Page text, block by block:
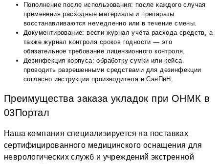
Пополнение после использования: после каждого случая
применения расходные материалы и препараты
восстанавливаются немедленно или в течение смены.
Документирование: вести журнал учёта расхода средств, а
также журнал контроля сроков годности — это
обязательное требование лицензионного контроля.
Дезинфекция корпуса: обработку сумки или кейса
проводить разрешенными средствами для дезинфекции
согласно инструкции производителя и СанПиН.
Преимущества заказа укладок при ОНМК в
03Портал
Наша компания специализируется на поставках
сертифицированного медицинского оснащения для
неврологических служб и учреждений экстренной